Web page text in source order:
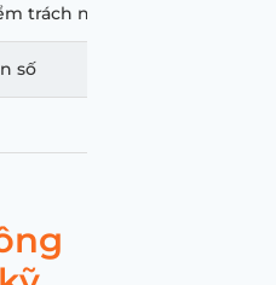
trách nhiệm dân sự
số